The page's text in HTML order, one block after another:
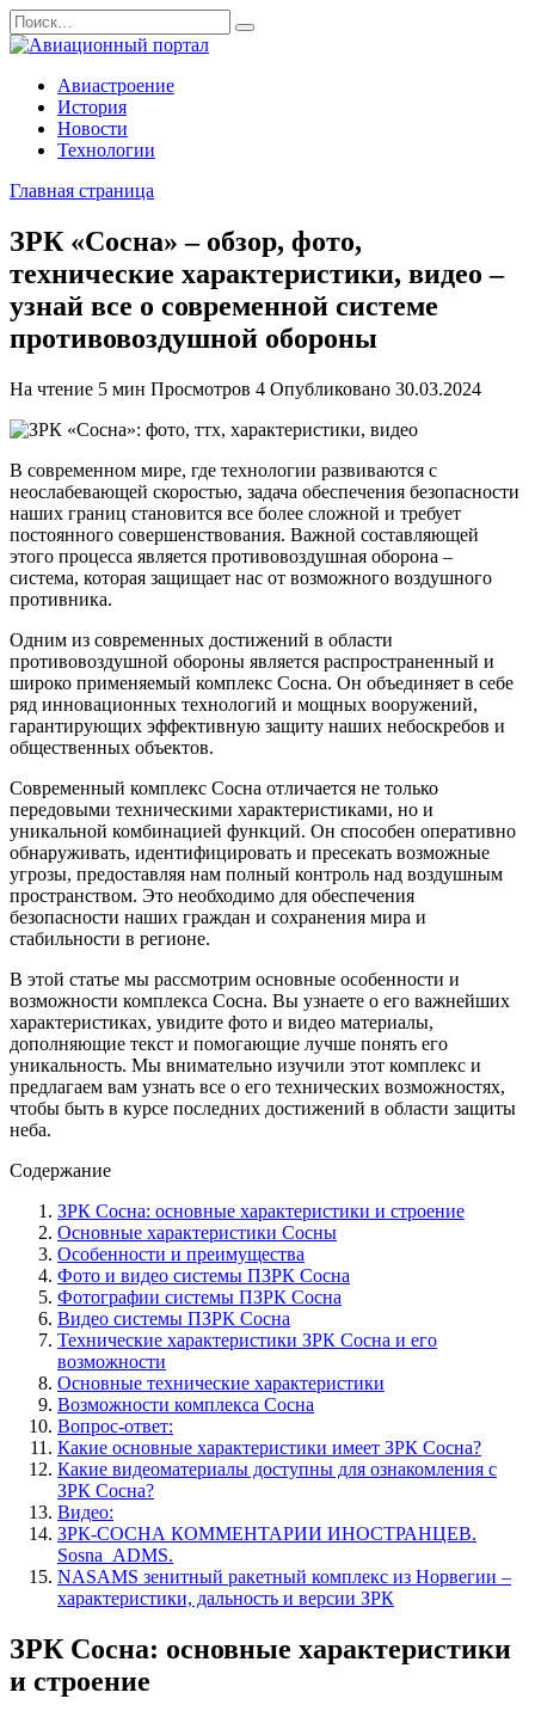
Перейти
к
содержанию
Search
for:
Авиастроение
История
Новости
Технологии
Главная страница
ЗРК «Сосна» – обзор, фото,
технические характеристики, видео –
узнай все о современной системе
противовоздушной обороны
На чтение 5 мин Просмотров 4 Опубликовано 30.03.2024
В современном мире, где технологии развиваются с
неослабевающей скоростью, задача обеспечения безопасности
наших границ становится все более сложной и требует
постоянного совершенствования. Важной составляющей
этого процесса является противовоздушная оборона –
система, которая защищает нас от возможного воздушного
противника.
Одним из современных достижений в области
противовоздушной обороны является распространенный и
широко применяемый комплекс Сосна. Он объединяет в себе
ряд инновационных технологий и мощных вооружений,
гарантирующих эффективную защиту наших небоскребов и
общественных объектов.
Современный комплекс Сосна отличается не только
передовыми техническими характеристиками, но и
уникальной комбинацией функций. Он способен оперативно
обнаруживать, идентифицировать и пресекать возможные
угрозы, предоставляя нам полный контроль над воздушным
пространством. Это необходимо для обеспечения
безопасности наших граждан и сохранения мира и
стабильности в регионе.
В этой статье мы рассмотрим основные особенности и
возможности комплекса Сосна. Вы узнаете о его важнейших
характеристиках, увидите фото и видео материалы,
дополняющие текст и помогающие лучше понять его
уникальность. Мы внимательно изучили этот комплекс и
предлагаем вам узнать все о его технических возможностях,
чтобы быть в курсе последних достижений в области защиты
неба.
Содержание
ЗРК Сосна: основные характеристики и строение
Основные характеристики Сосны
Особенности и преимущества
Фото и видео системы ПЗРК Сосна
Фотографии системы ПЗРК Сосна
Видео системы ПЗРК Сосна
Технические характеристики ЗРК Сосна и его
возможности
Основные технические характеристики
Возможности комплекса Сосна
Вопрос-ответ:
Какие основные характеристики имеет ЗРК Сосна?
Какие видеоматериалы доступны для ознакомления с
ЗРК Сосна?
Видео:
ЗРК-СОСНА КОММЕНТАРИИ ИНОСТРАНЦЕВ.
Sosna_ADMS.
NASAMS зенитный ракетный комплекс из Норвегии –
характеристики, дальность и версии ЗРК
ЗРК Сосна: основные характеристики
и строение